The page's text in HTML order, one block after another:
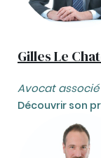
Gilles Le
Avocat associé
Découvrir son